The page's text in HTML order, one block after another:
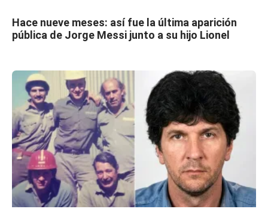
Hace nueve meses: así fue la última aparición
pública de Jorge Messi junto a su hijo Lionel